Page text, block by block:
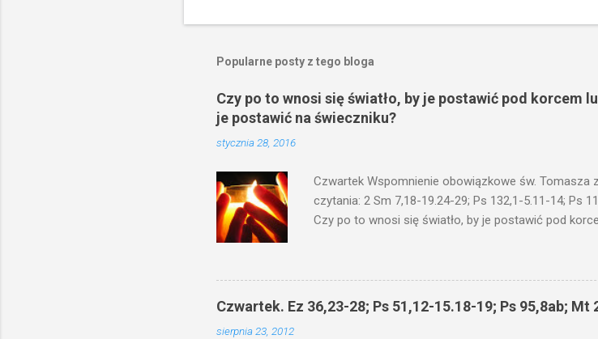
r
ś
i
j
k
o
n
t
a
r
z
Popularne posty z tego bloga
Czy po to wnosi się światło, by je postawić pod korcem
je postawić na świeczniku?
stycznia 28, 2016
Czwartek Wspomnienie obowiązkowe św. Tomasza
czytania: 2 Sm 7,18-19.24-29; Ps 132,1-5.11-14; Ps
Czy po to wnosi się światło, by je postawić pod
niechaj słucha. I mówił im: Uważajcie na to, czego
odmierzą wam i jeszcze wam dołożą. Bo kto ma,
ma. W dzisiejszym fragmencie z Ewangelii Jezus
by je postawić pod korcem lub pod łóżkiem? Czy
Czwartek. Ez 36,23-28; Ps 51,12-15.18-19; Ps 95,8ab; Mt
sierpnia 23, 2012